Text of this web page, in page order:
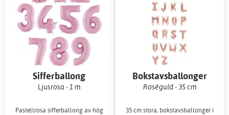
Sifferballong
Ljusrosa - 1 m
Pastellrosa sifferballong av hög
Bokstavsballonger
Roséguld - 35 cm
35 cm stora, bokstavsballonger i